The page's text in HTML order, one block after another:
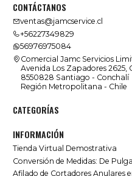
CONTÁCTANOS
ventas@jamcservice.cl
+56227349829
56976975084
Comercial Jamc Servicios
Avenida Los Zapadores 2625,
8550828 Santiago - Conchalí
Región Metropolitana - Chile
CATEGORÍAS
INFORMACIÓN
Tienda Virtual Demostrativa
Conversión de Medidas: De
Afilado de Cortadores Anulares